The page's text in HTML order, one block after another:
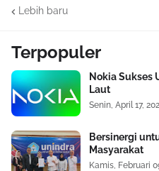
Lebih baru
Terpopuler
Nokia Sukses
Laut
Senin, April 17,
Bersinergi
Masyarakat
Kamis, Februari